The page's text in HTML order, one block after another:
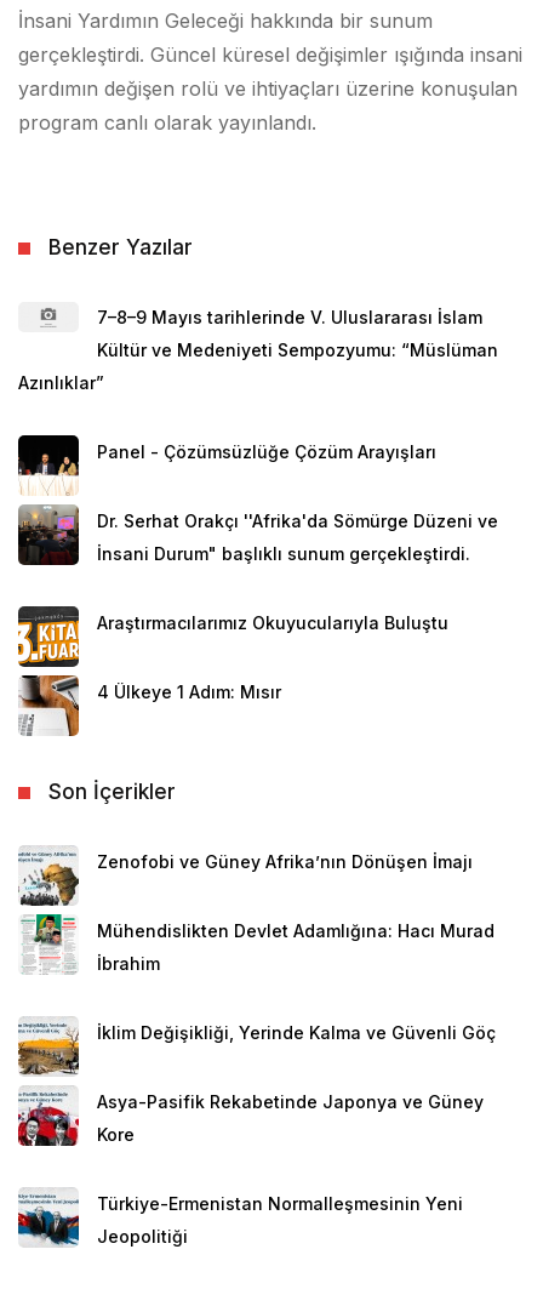
İnsani Yardımın Geleceği hakkında bir sunum
gerçekleştirdi. Güncel küresel değişimler ışığında insani
yardımın değişen rolü ve ihtiyaçları üzerine konuşulan
program canlı olarak yayınlandı.
Benzer Yazılar
7–8–9 Mayıs tarihlerinde V. Uluslararası İslam
Kültür ve Medeniyeti Sempozyumu: “Müslüman
Azınlıklar”
Panel - Çözümsüzlüğe Çözüm Arayışları
Dr. Serhat Orakçı ''Afrika'da Sömürge Düzeni ve
İnsani Durum" başlıklı sunum gerçekleştirdi.
Araştırmacılarımız Okuyucularıyla Buluştu
4 Ülkeye 1 Adım: Mısır
Son İçerikler
Zenofobi ve Güney Afrika’nın Dönüşen İmajı
Mühendislikten Devlet Adamlığına: Hacı Murad
İbrahim
İklim Değişikliği, Yerinde Kalma ve Güvenli Göç
Asya-Pasifik Rekabetinde Japonya ve Güney
Kore
Türkiye-Ermenistan Normalleşmesinin Yeni
Jeopolitiği